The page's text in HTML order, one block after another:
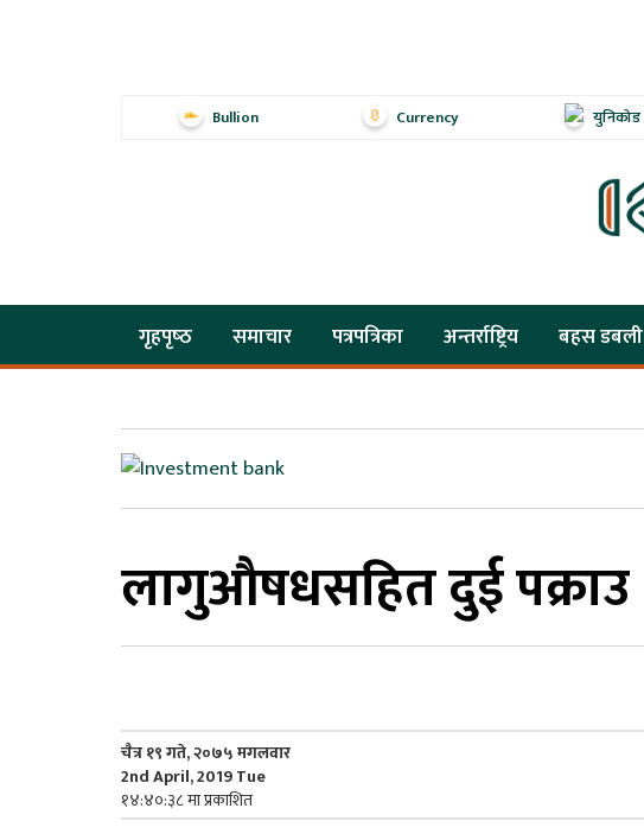
Bullion Currency युनिकोड
गृहपृष्‍ठ समाचार पत्रपत्रिका अन्तर्राष्ट्रिय बहस डबली
लागुऔषधसहित दुई पक्राउ
चैत्र १९ गते, २०७५ मगलवार
2nd April, 2019 Tue
१४:४०:३८ मा प्रकाशित